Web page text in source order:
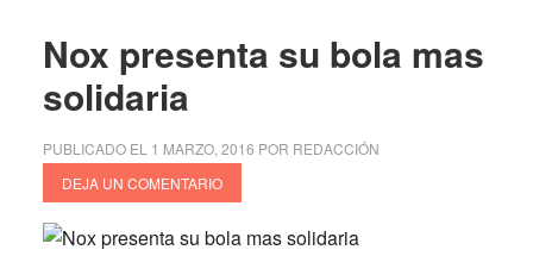
de
pádel
Nox presenta su bola mas
solidaria
PUBLICADO EL 1 MARZO, 2016 POR REDACCIÓN
DEJA UN COMENTARIO